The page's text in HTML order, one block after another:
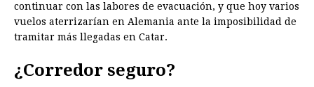
continuar con las labores de evacuación, y que hoy varios
vuelos aterrizarían en Alemania ante la imposibilidad de
tramitar más llegadas en Catar.
¿Corredor seguro?